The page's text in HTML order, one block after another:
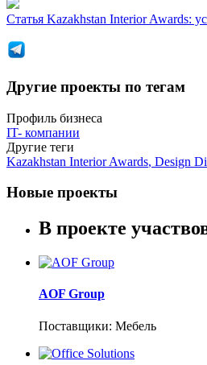
Статья Kazakhstan Interior Awards:
Другие проекты по тегам
Профиль бизнеса
IT- компании
Другие теги
Kazakhstan Interior Awards, Design
Новые проекты
В проекте
AOF Group
Поставщики: Мебель